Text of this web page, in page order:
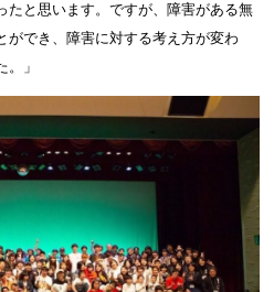
たと思います。ですが、障害がある無
ができ、障害に対する考え方が変わ
」